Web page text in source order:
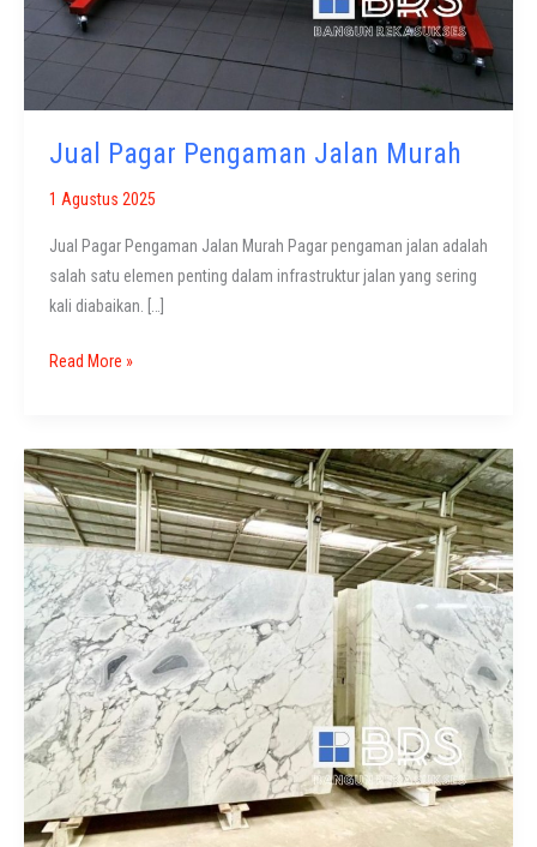
Jual Pagar Pengaman Jalan Murah
1 Agustus 2025
Jual Pagar Pengaman Jalan Murah Pagar pengaman jalan adalah
salah satu elemen penting dalam infrastruktur jalan yang sering
kali diabaikan. […]
Jual
Jalan
Murah
Read More »